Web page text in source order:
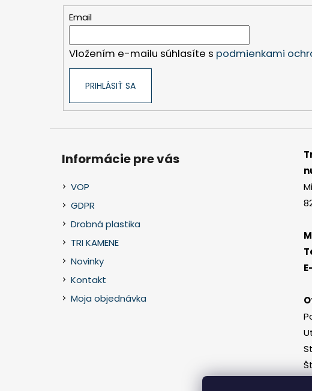
Email
Vložením e-mailu súhlasíte s podmienkami
PRIHLÁSIŤ SA
Informácie pre vás
VOP
GDPR
Drobná plastika
TRI KAMENE
Novinky
Kontakt
Moja objednávka